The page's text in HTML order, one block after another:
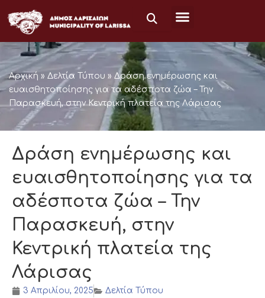
στο
περιεχόμενο
Αρχική » Δελτία Τύπου » Δράση ενημέρωσης και
ευαισθητοποίησης για τα αδέσποτα ζώα – Την
Παρασκευή, στην Κεντρική πλατεία της Λάρισας
Δράση ενημέρωσης και
ευαισθητοποίησης για τα
αδέσποτα ζώα – Την
Παρασκευή, στην
Κεντρική πλατεία της
Λάρισας
3 Απριλίου, 2025
Δελτία Τύπου